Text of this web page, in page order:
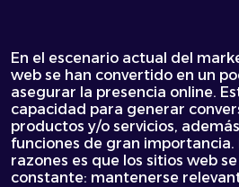
En el escenario actual del
web se han convertido en un
asegurar la presencia online.
capacidad para generar
productos y/o servicios,
funciones de gran importancia.
razones es que los sitios web
constante: mantenerse